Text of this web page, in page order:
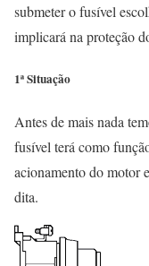
submeter o fusível
implicará na proteção
1ª Situação
Antes de mais nada
fusível terá como
acionamento do motor
dita.